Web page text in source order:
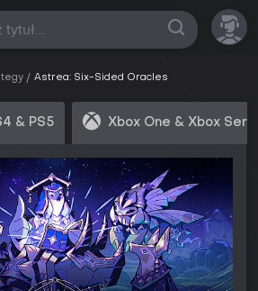
Astrea: Six-Sided Oracles
& PS5 Xbox One & Xbox